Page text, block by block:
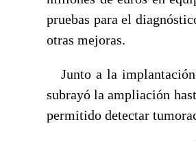
pruebas para el
otras mejoras.
Junto a la implantación
subrayó la ampliación
permitido detectar